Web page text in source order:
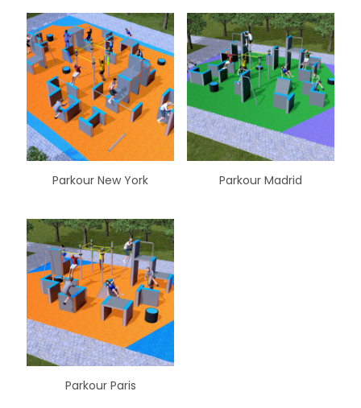
Parkour New York Parkour Madrid
Parkour Paris